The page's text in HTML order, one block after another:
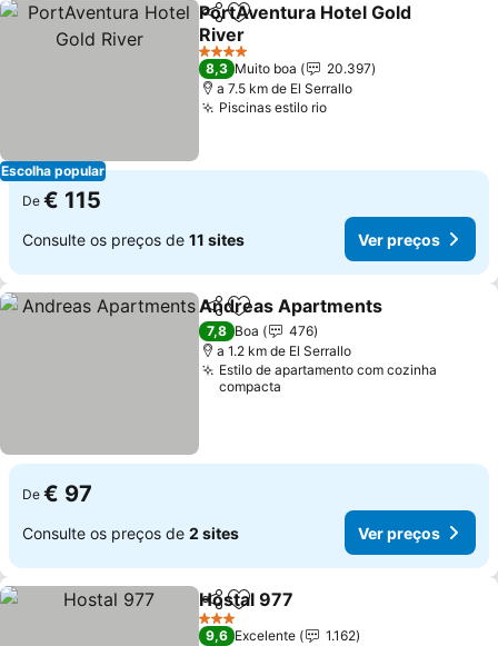
Escolha popular
PartilharAdicionar aos favoritos
PortAventura Hotel Gold
River
Ver preços
4 Estrelas
8,3 Muito boa
20.397
a 7.5 km de El Serrallo
Piscinas estilo rioVer preços
De € 115
Consulte os preços de 11 sites Ver preços
PartilharAdicionar aos favoritos
Andreas Apartments
7,8 Boa
476
a 1.2 km de El Serrallo
Estilo de apartamento com cozinha
compacta
De € 97
Consulte os preços de 2 sites Ver preços
PartilharAdicionar aos favoritos
Hostal 977
3 Estrelas
9,6 Excelente
1.162